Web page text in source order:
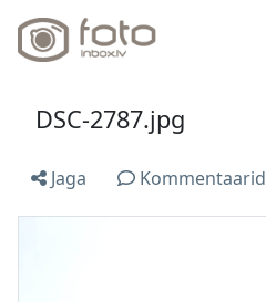
DSC-2787.jpg
Jaga Kommentaarid